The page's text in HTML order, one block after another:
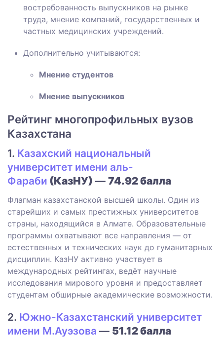
востребованность выпускников на рынке
труда, мнение компаний, государственных и
частных медицинских учреждений.
Дополнительно учитываются:
Мнение студентов
Мнение выпускников
Рейтинг многопрофильных вузов
Казахстана
1. Казахский национальный
университет имени аль-
Фараби (КазНУ) — 74.92 балла
Флагман казахстанской высшей школы. Один из
старейших и самых престижных университетов
страны, находящийся в Алмате. Образовательные
программы охватывают все направления — от
естественных и технических наук до гуманитарных
дисциплин. КазНУ активно участвует в
международных рейтингах, ведёт научные
исследования мирового уровня и предоставляет
студентам обширные академические возможности.
2. Южно-Казахстанский университет
имени М.Ауэзова — 51.12 балла